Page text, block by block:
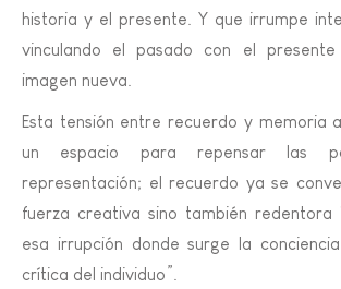
historia y el presente. Y que irrumpe
vinculando el pasado con el presente
imagen nueva.
Esta tensión entre recuerdo y memoria
un espacio para repensar las
representación; el recuerdo ya se
fuerza creativa sino también redentora
esa irrupción donde surge la
crítica del individuo”.